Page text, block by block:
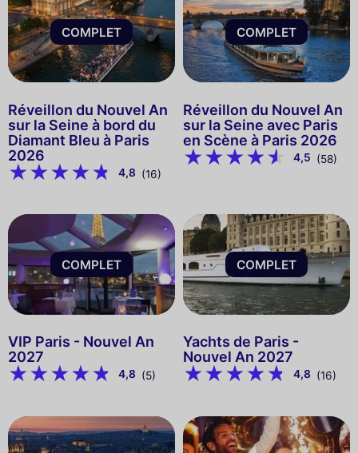
COMPLET
Réveillon du Nouvel An
sur la Seine à bord du
Diamant Bleu à Paris
2026
4,8 (16)
COMPLET
Réveillon du Nouvel An
sur la Seine avec Paris
en Scène à Paris 2026
4,5 (58)
COMPLET
VIP Paris - Nouvel An
2027
4,8 (5)
COMPLET
Yachts de Paris -
Nouvel An 2027
4,8 (16)